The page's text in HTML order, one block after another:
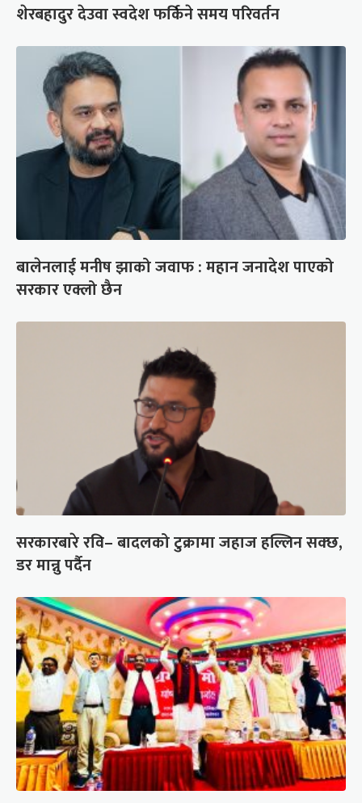
शेरबहादुर देउवा स्वदेश फर्किने समय परिवर्तन
बालेनलाई मनीष झाको जवाफ : महान जनादेश पाएको
सरकार एक्लो छैन
सरकारबारे रवि– बादलको टुक्रामा जहाज हल्लिन सक्छ,
डर मान्नु पर्दैन